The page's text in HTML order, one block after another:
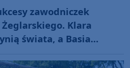
zawodniczek
Klara
świata, a Basia